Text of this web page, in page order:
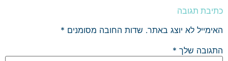
כתיבת תגובה
האימייל לא יוצג באתר. שדות החובה מסומנים *
התגובה שלך *